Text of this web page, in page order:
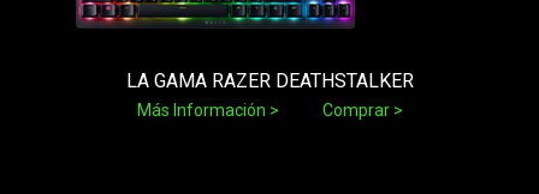
LA GAMA RAZER DEATHSTALKER
Más Información Comprar